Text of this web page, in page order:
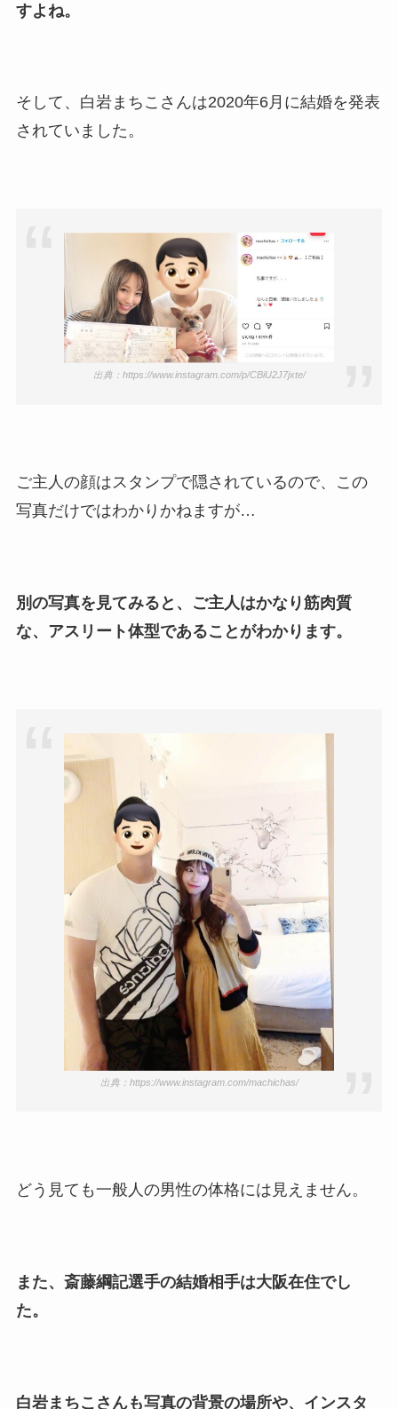
すよね。
そして、白岩まちこさんは2020年6月に結婚を発表
されていました。
出典：https://www.instagram.com/p/CBiU2J7jxte/
ご主人の顔はスタンプで隠されているので、この
写真だけではわかりかねますが…
別の写真を見てみると、ご主人はかなり筋肉質
な、アスリート体型であることがわかります。
出典：https://www.instagram.com/machichas/
どう見ても一般人の男性の体格には見えません。
また、斎藤綱記選手の結婚相手は大阪在住でし
た。
白岩まちこさんも写真の背景の場所や、インスタ